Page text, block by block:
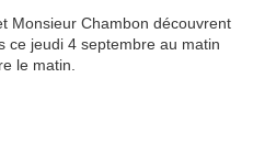
Monsieur Chambon découvrent
ce jeudi 4 septembre au matin
le matin.